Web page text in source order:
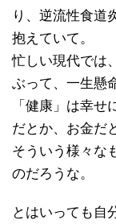
り、逆流性食道
抱えていて。
忙しい現代では
ぶって、一生懸
「健康」は幸
だとか、お金だ
そういう様々な
のだろうな。
とはいっても自